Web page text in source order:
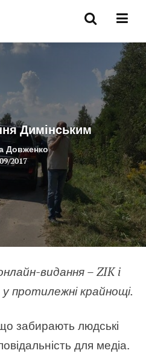
Димінським
Довженко
2017
онлайн-видання – ZIK i
протилежні крайнощі.
забирають людські
для медіа.